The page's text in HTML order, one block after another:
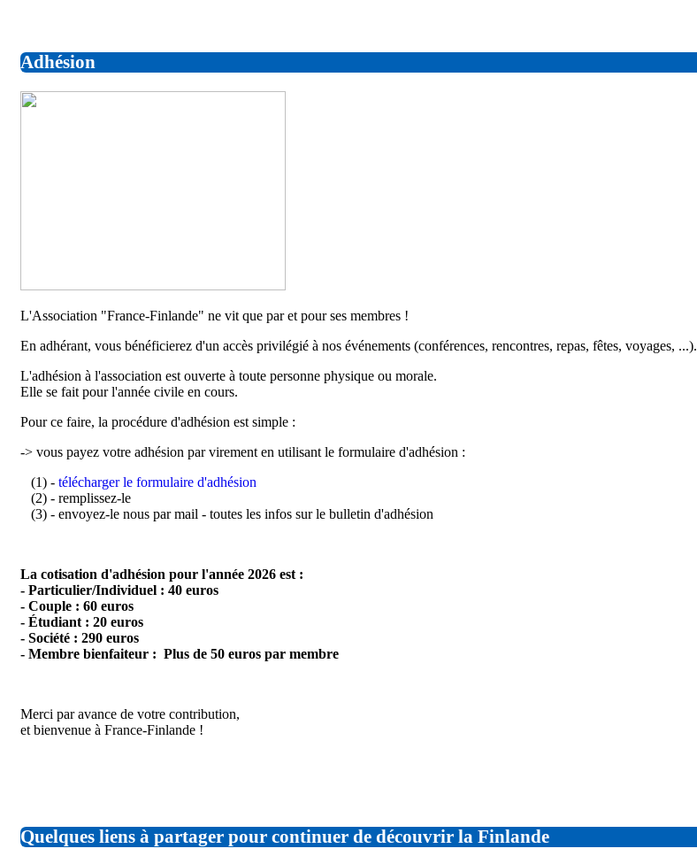
Adhésion
L'Association "France-Finlande" ne vit que par et pour ses membres !
En adhérant, vous bénéficierez d'un accès privilégié à nos événements (conférences, rencontres, repas, fêtes, voyages, ...).
L'adhésion à l'association est ouverte à toute personne physique ou morale.
Elle se fait pour l'année civile en cours.
Pour ce faire, la procédure d'adhésion est simple :
-> vous payez votre adhésion par virement en utilisant le formulaire d'adhésion :
(1) - télécharger le formulaire d'adhésion
(2) - remplissez-le
(3) - envoyez-le nous par mail - toutes les infos sur le bulletin d'adhésion
La cotisation d'adhésion pour l'année 2026 est :
- Particulier/Individuel : 40 euros
- Couple : 60 euros
- Étudiant : 20 euros
- Société : 290 euros
- Membre bienfaiteur : Plus de 50 euros par membre
Merci par avance de votre contribution,
et bienvenue à France-Finlande !
Quelques liens à partager pour continuer de découvrir la Finlande